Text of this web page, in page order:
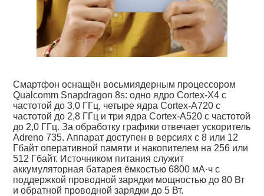
Смартфон оснащён восьмиядерным процессором
Qualcomm Snapdragon 8s: одно ядро Cortex-X4 с
частотой до 3,0 ГГц, четыре ядра Cortex-A720 с
частотой до 2,8 ГГц и три ядра Cortex-A520 с частотой
до 2,0 ГГц. За обработку графики отвечает ускоритель
Adreno 735. Аппарат доступен в версиях с 8 или 12
Гбайт оперативной памяти и накопителем на 256 или
512 Гбайт. Источником питания служит
аккумуляторная батарея ёмкостью 6800 мА·ч с
поддержкой проводной зарядки мощностью до 80 Вт
и обратной проводной зарядки до 5 Вт.